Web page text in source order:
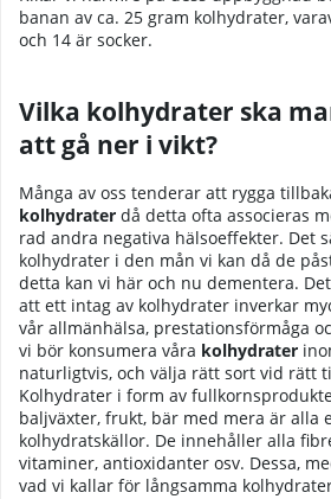
banan av ca. 25 gram kolhydrater,
och 14 är socker.
Vilka kolhydrater ska
att gå ner i vikt?
Många av oss tenderar att rygga
kolhydrater då detta ofta associeras
rad andra negativa hälsoeffekter. Det
kolhydrater i den mån vi kan då de
detta kan vi här och nu dementera.
att ett intag av kolhydrater inverkar
vår allmänhälsa, prestationsförmåga
vi bör konsumera våra kolhydrater
naturligtvis, och välja rätt sort vid rätt
Kolhydrater i form av
baljväxter, frukt, bär med mera är alla
kolhydratskällor. De innehåller alla
vitaminer, antioxidanter osv. Dessa,
vad vi kallar för långsamma